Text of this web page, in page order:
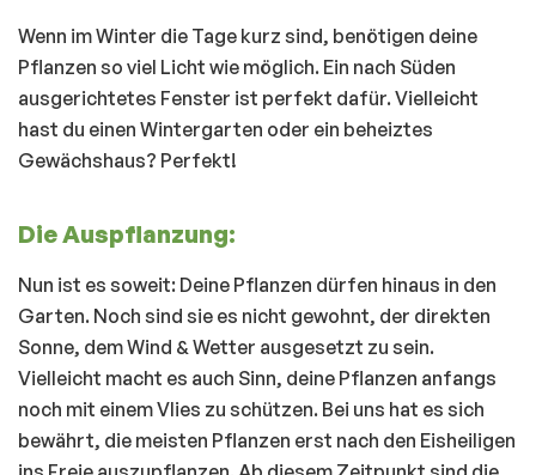
Wenn im Winter die Tage kurz sind, benötigen deine
Pflanzen so viel Licht wie möglich. Ein nach Süden
ausgerichtetes Fenster ist perfekt dafür. Vielleicht
hast du einen Wintergarten oder ein beheiztes
Gewächshaus? Perfekt!
Die Auspflanzung:
Nun ist es soweit: Deine Pflanzen dürfen hinaus in den
Garten. Noch sind sie es nicht gewohnt, der direkten
Sonne, dem Wind & Wetter ausgesetzt zu sein.
Vielleicht macht es auch Sinn, deine Pflanzen anfangs
noch mit einem Vlies zu schützen. Bei uns hat es sich
bewährt, die meisten Pflanzen erst nach den Eisheiligen